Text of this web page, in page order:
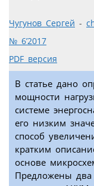
Чугунов Сергей -
№ 6’2017
PDF версия
В статье дано
мощности
системе
его низким
способ
кратким
основе
Предложены два